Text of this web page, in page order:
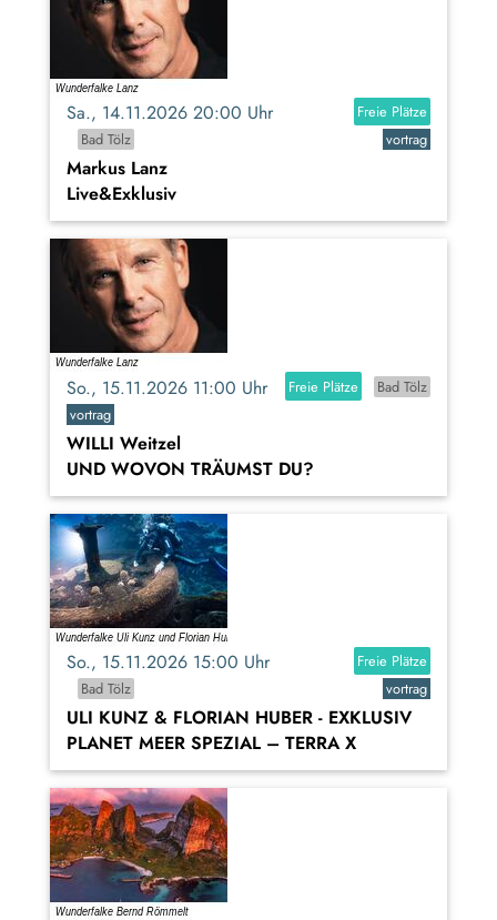
Sa., 14.11.2026 20:00 Uhr
Freie Plätze
Bad Tölz
vortrag
Markus Lanz
Live&Exklusiv
So., 15.11.2026 11:00 Uhr Freie Plätze
Bad Tölz
vortrag
WILLI Weitzel
UND WOVON TRÄUMST DU?
So., 15.11.2026 15:00 Uhr
Freie Plätze
Bad Tölz
vortrag
ULI KUNZ & FLORIAN HUBER - EXKLUSIV
PLANET MEER SPEZIAL – TERRA X